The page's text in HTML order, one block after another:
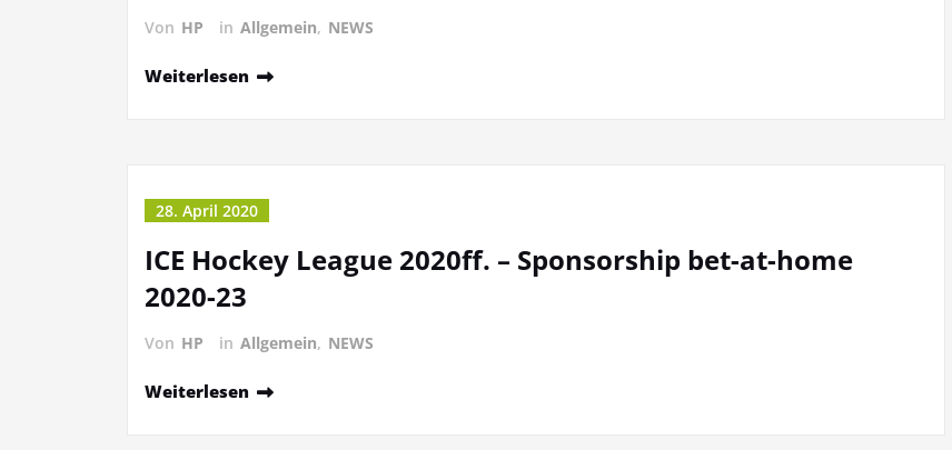
Von HP in Allgemein, NEWS
Weiterlesen
28. April 2020
ICE Hockey League 2020ff. – Sponsorship bet-at-home
2020-23
Von HP in Allgemein, NEWS
Weiterlesen